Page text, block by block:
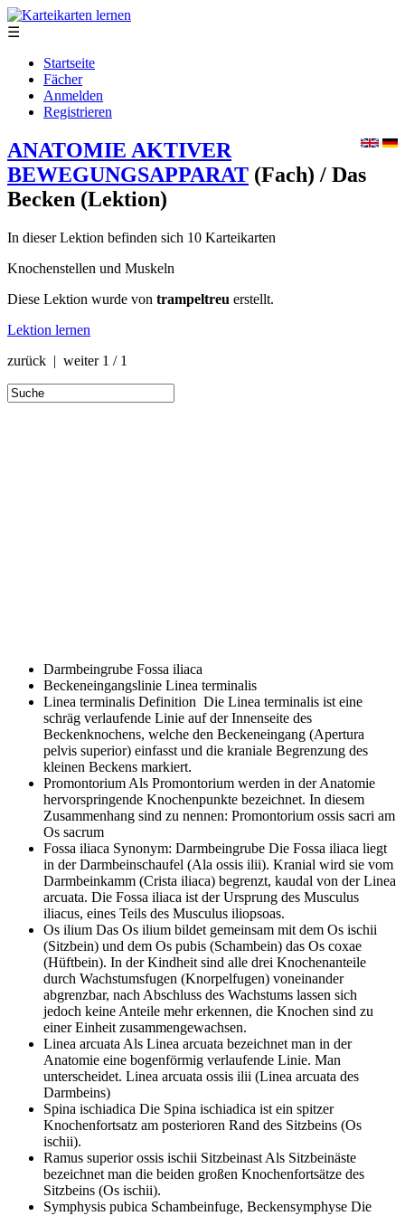
☰
Startseite
Fächer
Anmelden
Registrieren
ANATOMIE AKTIVER
BEWEGUNGSAPPARAT (Fach) / Das
Becken (Lektion)
In dieser Lektion befinden sich 10 Karteikarten
Knochenstellen und Muskeln
Diese Lektion wurde von trampeltreu erstellt.
Lektion lernen
zurück | weiter 1 / 1
Darmbeingrube Fossa iliaca
Beckeneingangslinie Linea terminalis
Linea terminalis Definition Die Linea terminalis ist eine
schräg verlaufende Linie auf der Innenseite des
Beckenknochens, welche den Beckeneingang (Apertura
pelvis superior) einfasst und die kraniale Begrenzung des
kleinen Beckens markiert.
Promontorium Als Promontorium werden in der Anatomie
hervorspringende Knochenpunkte bezeichnet. In diesem
Zusammenhang sind zu nennen: Promontorium ossis sacri am
Os sacrum
Fossa iliaca Synonym: Darmbeingrube Die Fossa iliaca liegt
in der Darmbeinschaufel (Ala ossis ilii). Kranial wird sie vom
Darmbeinkamm (Crista iliaca) begrenzt, kaudal von der Linea
arcuata. Die Fossa iliaca ist der Ursprung des Musculus
iliacus, eines Teils des Musculus iliopsoas.
Os ilium Das Os ilium bildet gemeinsam mit dem Os ischii
(Sitzbein) und dem Os pubis (Schambein) das Os coxae
(Hüftbein). In der Kindheit sind alle drei Knochenanteile
durch Wachstumsfugen (Knorpelfugen) voneinander
abgrenzbar, nach Abschluss des Wachstums lassen sich
jedoch keine Anteile mehr erkennen, die Knochen sind zu
einer Einheit zusammengewachsen.
Linea arcuata Als Linea arcuata bezeichnet man in der
Anatomie eine bogenförmig verlaufende Linie. Man
unterscheidet. Linea arcuata ossis ilii (Linea arcuata des
Darmbeins)
Spina ischiadica Die Spina ischiadica ist ein spitzer
Knochenfortsatz am posterioren Rand des Sitzbeins (Os
ischii).
Ramus superior ossis ischii Sitzbeinast Als Sitzbeinäste
bezeichnet man die beiden großen Knochenfortsätze des
Sitzbeins (Os ischii).
Symphysis pubica Schambeinfuge, Beckensymphyse Die